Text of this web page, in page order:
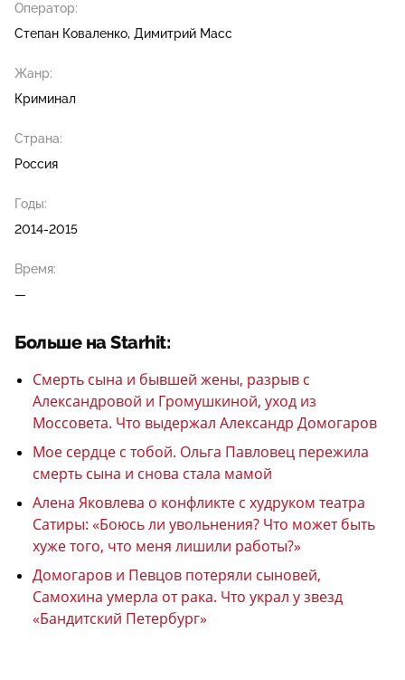
Оператор:
Степан Коваленко Димитрий Масс
Жанр:
Криминал
Страна:
Россия
Годы:
2014-2015
Время:
—
Больше на Starhit:
Смерть сына и бывшей жены, разрыв с
Александровой и Громушкиной, уход из
Моссовета. Что выдержал Александр Домогаров
Мое сердце с тобой. Ольга Павловец пережила
смерть сына и снова стала мамой
Алена Яковлева о конфликте с худруком театра
Сатиры: «Боюсь ли увольнения? Что может быть
хуже того, что меня лишили работы?»
Домогаров и Певцов потеряли сыновей,
Самохина умерла от рака. Что украл у звезд
«Бандитский Петербург»